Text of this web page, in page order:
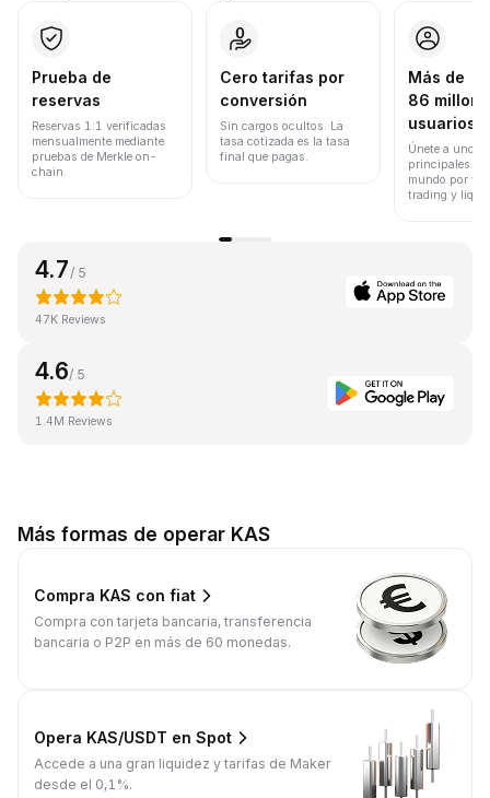
Prueba de
reservas
Reservas 1:1 verificadas
mensualmente mediante
pruebas de Merkle on-
chain.
Cero tarifas por
conversión
Sin cargos ocultos. La
tasa cotizada es la tasa
final que pagas.
Más de
86
usuarios
Únete a uno
principales
mundo por
trading y
4.7 / 5
47K Reviews
4.6/ 5
1.4M Reviews
Más formas de operar KAS
Compra KAS con fiat
Compra con tarjeta bancaria, transferencia
bancaria o P2P en más de 60 monedas.
Opera KAS/USDT en Spot
Accede a una gran liquidez y tarifas de Maker
desde el 0,1%.